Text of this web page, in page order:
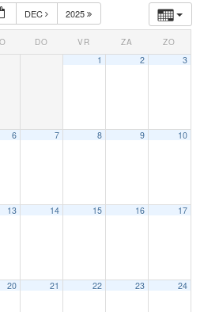
DEC 2025
DO VR ZA ZO
1 2 3
6 7 8 9 10
13 14 15 16 17
20 21 22 23 24